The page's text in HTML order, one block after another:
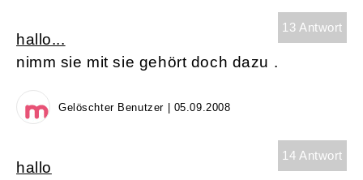
13 Antwort
hallo...
nimm sie mit sie gehört doch dazu .
Gelöschter Benutzer | 05.09.2008
14 Antwort
hallo